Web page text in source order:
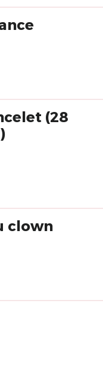
(28
clown